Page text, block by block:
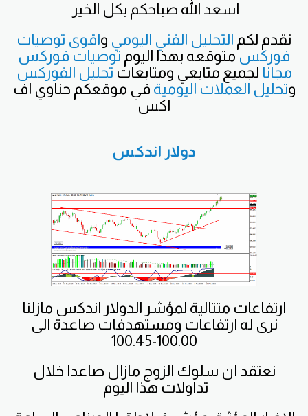
اسعد الله صباحكم بكل الخير
نقدم لكم التحليل الفني اليومي واقوى توصيات
فوركسمتوقعه بهذا اليوم توصيات فوركس
مجانا لجميع متابعي ومتابعات تحليل الفوركس
وتحليل العملات اليومية في موقعكم حناوي اف
اكس
دولار اندكس
ارتفاعات متتالية لمؤشر الدولار اندكس مازلنا
نرى له ارتفاعات ومستهدفات صاعدة الى
100.00-100.45
نعتقد ان سلوك الزوج مازال صاعدا خلال
تداولات هذا اليوم